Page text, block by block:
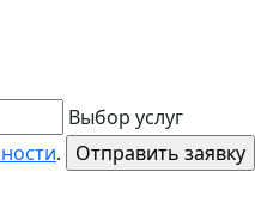
Выбор услуг
.